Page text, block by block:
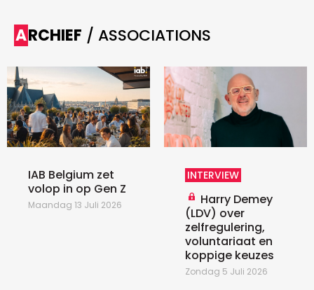
ARCHIEF / ASSOCIATIONS
IAB Belgium zet
volop in op Gen Z
Maandag 13 Juli 2026
INTERVIEW
Harry Demey
(LDV) over
zelfregulering,
voluntariaat en
koppige keuzes
Zondag 5 Juli 2026